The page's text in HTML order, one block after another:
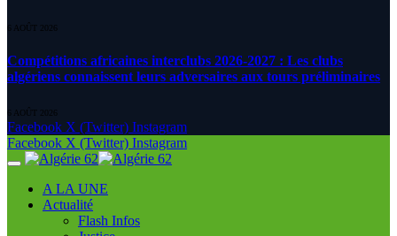
6 AOÛT 2026
Compétitions africaines interclubs 2026-2027 : Les clubs
algériens connaissent leurs adversaires aux tours préliminaires
6 AOÛT 2026
Facebook X (Twitter) Instagram
Facebook X (Twitter) Instagram
A LA UNE
Actualité
Flash Infos